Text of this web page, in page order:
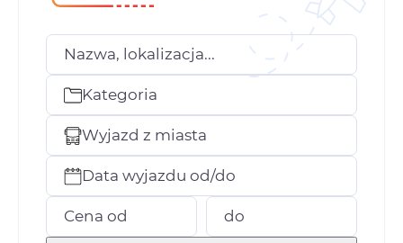
Nazwa, lokalizacja...
Kategoria
Wyjazd z miasta
Data wyjazdu od/do
Cena od do